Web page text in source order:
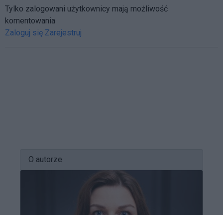
Tylko zalogowani użytkownicy mają możliwość
komentowania
Zaloguj się Zarejestruj
O autorze